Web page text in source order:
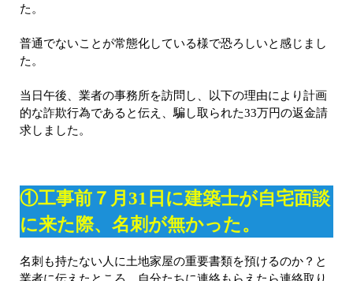
た。
普通でないことが常態化している様で恐ろしいと感じまし
た。
当日午後、業者の事務所を訪問し、以下の理由により計画
的な詐欺行為であると伝え、騙し取られた33万円の返金請
求しました。
①工事前７月31日に建築士が自宅面談
に来た際、名刺が無かった。
名刺も持たない人に土地家屋の重要書類を預けるのか？と
業者に伝えたところ、自分たちに連絡もらえたら連絡取り